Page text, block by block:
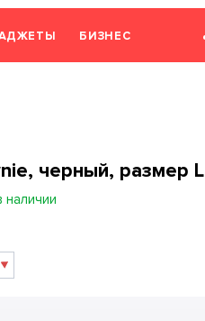
БИЗНЕС
черный, размер L
наличии